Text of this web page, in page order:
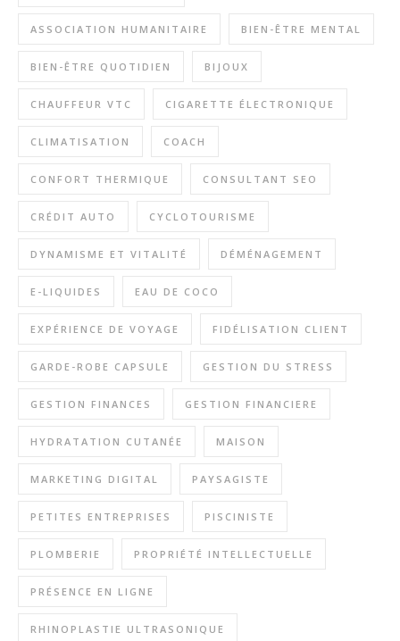
ASSOCIATION HUMANITAIRE BIEN-ÊTRE MENTAL
BIEN-ÊTRE QUOTIDIEN BIJOUX
CHAUFFEUR VTC CIGARETTE ÉLECTRONIQUE
CLIMATISATION COACH
CONFORT THERMIQUE CONSULTANT SEO
CRÉDIT AUTO CYCLOTOURISME
DYNAMISME ET VITALITÉ DÉMÉNAGEMENT
E-LIQUIDES EAU DE COCO
EXPÉRIENCE DE VOYAGE FIDÉLISATION CLIENT
GARDE-ROBE CAPSULE GESTION DU STRESS
GESTION FINANCES GESTION FINANCIERE
HYDRATATION CUTANÉE MAISON
MARKETING DIGITAL PAYSAGISTE
PETITES ENTREPRISES PISCINISTE
PLOMBERIE PROPRIÉTÉ INTELLECTUELLE
PRÉSENCE EN LIGNE
RHINOPLASTIE ULTRASONIQUE